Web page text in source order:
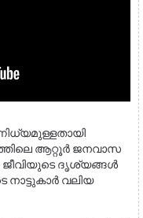
ആറ്റൂർ ജനവാസ
ദൃശ്യങ്ങൾ
നാട്ടുകാർ വലിയ